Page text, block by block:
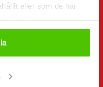
eller som de har